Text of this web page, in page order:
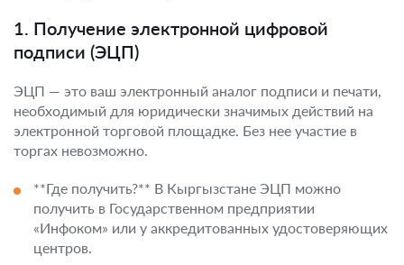
1. Получение электронной цифровой
подписи (ЭЦП)
ЭЦП — это ваш электронный аналог подписи и печати,
необходимый для юридически значимых действий на
электронной торговой площадке. Без нее участие в
торгах невозможно.
**Где получить?** В Кыргызстане ЭЦП можно
получить в Государственном предприятии
«Инфоком» или у аккредитованных удостоверяющих
центров.